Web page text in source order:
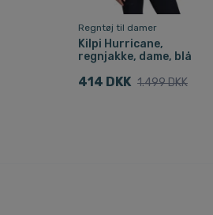
Regntøj til damer
Kilpi Hurricane,
regnjakke, dame, blå
414 DKK 1.499 DKK